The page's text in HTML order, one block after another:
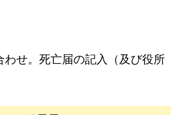
わせ。死亡届の記入（及び役所